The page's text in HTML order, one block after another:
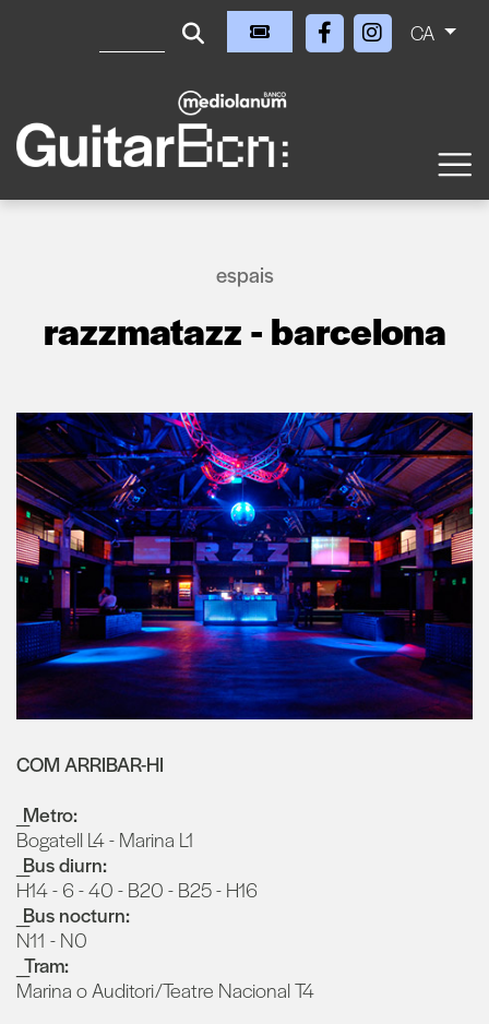
CA
espais
razzmatazz - barcelona
COM ARRIBAR-HI
_Metro:
Bogatell L4 - Marina L1
_Bus diurn:
H14 - 6 - 40 - B20 - B25 - H16
_Bus nocturn:
N11 - N0
_Tram:
Marina o Auditori/Teatre Nacional T4